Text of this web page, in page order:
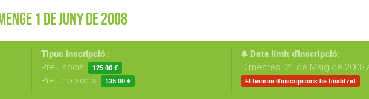
1 de Juny de 2008
Tipus inscripció :
Preu socis: 125.00 €
Preu no socis: 135.00 €
Data límit d'inscripció:
Dimecres, 21 de Maig de 2008
El termini d'inscripcions ha finalitzat